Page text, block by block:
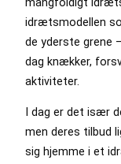
idrætsmodellen
de yderste grene
dag knækker,
aktiviteter.
I dag er det især
men deres tilbud
sig hjemme i et